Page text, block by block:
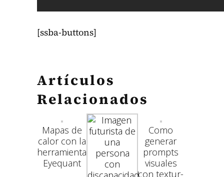
[ssba-but­tons]
Artículos
Relacionados
Mapas de
calor con la
her­ramien­ta
Eye­quant
Como
gener­ar
prompts
visuales
con tex­tur­